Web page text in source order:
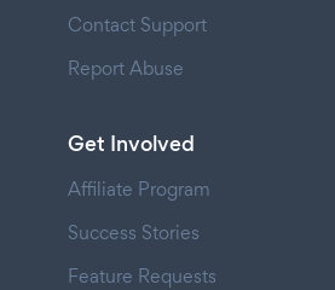
Contact Support
Report Abuse
Get Involved
Affiliate Program
Success Stories
Feature Requests